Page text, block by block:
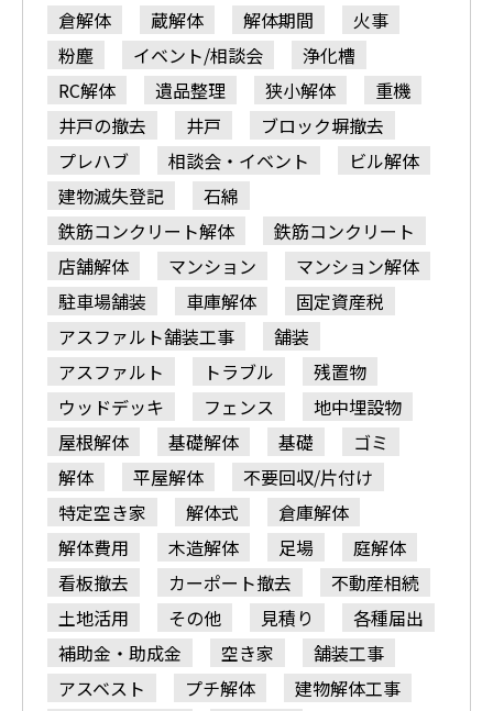
倉解体
蔵解体 解体期間
火事
粉塵
イベント/相談会
浄化槽
RC解体
遺品整理 狭小解体
重機
井戸の撤去
井戸
ブロック塀撤去
プレハブ
相談会・イベント
ビル解体
建物滅失登記
石綿
鉄筋コンクリート解体
鉄筋コンクリート
店舗解体
マンション
マンション解体
駐車場舗装
車庫解体
固定資産税
アスファルト舗装工事
舗装
アスファルト
トラブル
残置物
ウッドデッキ
フェンス
地中埋設物
屋根解体
基礎解体 基礎
ゴミ
解体
平屋解体
不要回収/片付け
特定空き家
解体式
倉庫解体
解体費用
木造解体 足場
庭解体
看板撤去
カーポート撤去
不動産相続
土地活用
その他 見積り
各種届出
補助金・助成金
空き家
舗装工事
アスベスト
プチ解体
建物解体工事